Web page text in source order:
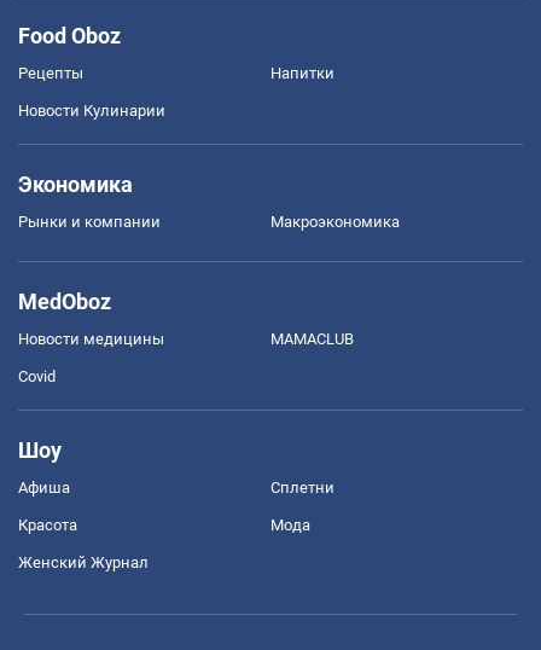
Food Oboz
Рецепты Напитки
Новости Кулинарии
Экономика
Рынки и компании Mакроэкономика
MedOboz
Новости медицины MAMACLUB
Covid
Шоу
Афиша Сплетни
Красота Мода
Женский Журнал